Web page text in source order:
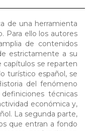
de una herramienta
Para ello los autores
de contenidos
estrictamente a su
capítulos se reparten
turístico español, se
del fenómeno
técnicas
económica y,
La segunda parte,
que entran a fondo